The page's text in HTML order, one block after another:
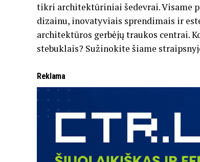
tikri architektūriniai šedevrai. Visame
dizainu, inovatyviais sprendimais ir
architektūros gerbėjų traukos centrai.
stebuklais? Sužinokite šiame
Reklama